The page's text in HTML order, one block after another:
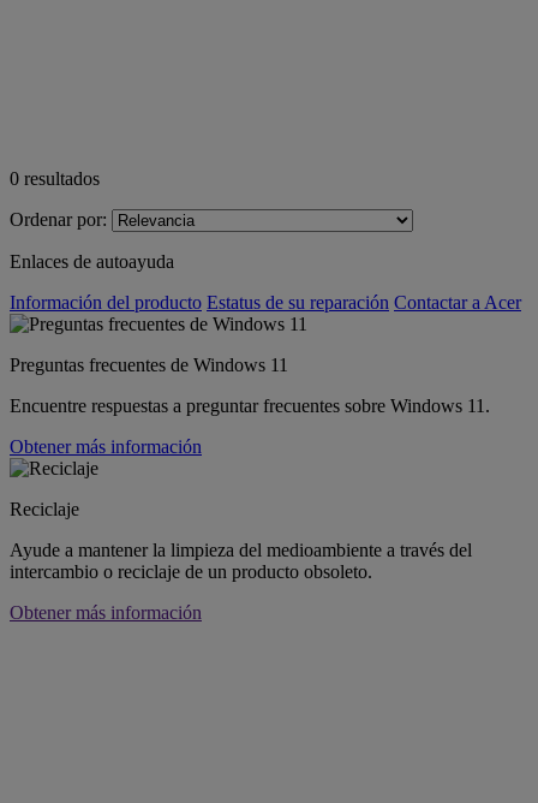
0 resultados
Ordenar por:
Enlaces de autoayuda
Información del producto Estatus de su reparación Contactar a Acer
Preguntas frecuentes de Windows 11
Encuentre respuestas a preguntar frecuentes sobre Windows 11.
Obtener más información
Reciclaje
Ayude a mantener la limpieza del medioambiente a través del
intercambio o reciclaje de un producto obsoleto.
Obtener más información